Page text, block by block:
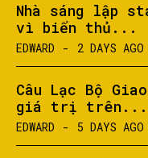
Nhà sáng lập
vì biển thủ...
EDWARD - 2 DAYS AGO
Câu Lạc Bộ
giá trị trên...
EDWARD - 5 DAYS AGO